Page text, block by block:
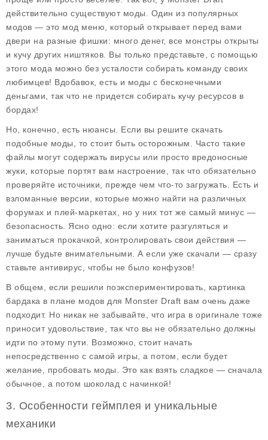
действительно существуют моды. Один из популярных
модов — это мод меню, который открывает перед вами
двери на разные фишки: много денег, все монстры открыты
и кучу других ништяков. Вы только представьте, с помощью
этого мода можно без усталости собирать команду своих
любимцев! Вдобавок, есть и моды с бесконечными
деньгами, так что не придется собирать кучу ресурсов в
бордах!
Но, конечно, есть нюансы. Если вы решите скачать
подобные моды, то стоит быть осторожным. Часто такие
файлы могут содержать вирусы или просто вредоносные
жуки, которые портят вам настроение, так что обязательно
проверяйте источники, прежде чем что-то загружать. Есть и
взломанные версии, которые можно найти на различных
форумах и плей-маркетах, но у них тот же самый минус —
безопасность. Ясно одно: если хотите разгуляться и
заниматься прокачкой, контролировать свои действия —
лучше будьте внимательными. А если уже скачали — сразу
ставьте антивирус, чтобы не было конфузов!
В общем, если решили поэкспериментировать, картинка
бардака в плане модов для Monster Draft вам очень даже
подходит. Но никак не забывайте, что игра в оригинале тоже
приносит удовольствие, так что вы не обязательно должны
идти по этому пути. Возможно, стоит начать
непосредственно с самой игры, а потом, если будет
желание, пробовать моды. Это как взять сладкое — сначала
обычное, а потом шоколад с начинкой!
3. Особенности геймплея и уникальные
механики